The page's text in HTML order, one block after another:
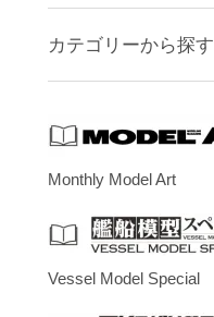
カテゴリーから探す
Monthly Model Art
Vessel Model Special